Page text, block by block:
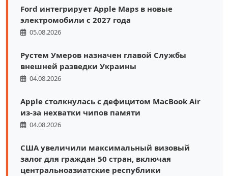
Ford интегрирует Apple Maps в новые
электромобили с 2027 года
05.08.2026
Рустем Умеров назначен главой Службы
внешней разведки Украины
04.08.2026
Apple столкнулась с дефицитом MacBook Air
из-за нехватки чипов памяти
04.08.2026
США увеличили максимальный визовый
залог для граждан 50 стран, включая
центральноазиатские республики